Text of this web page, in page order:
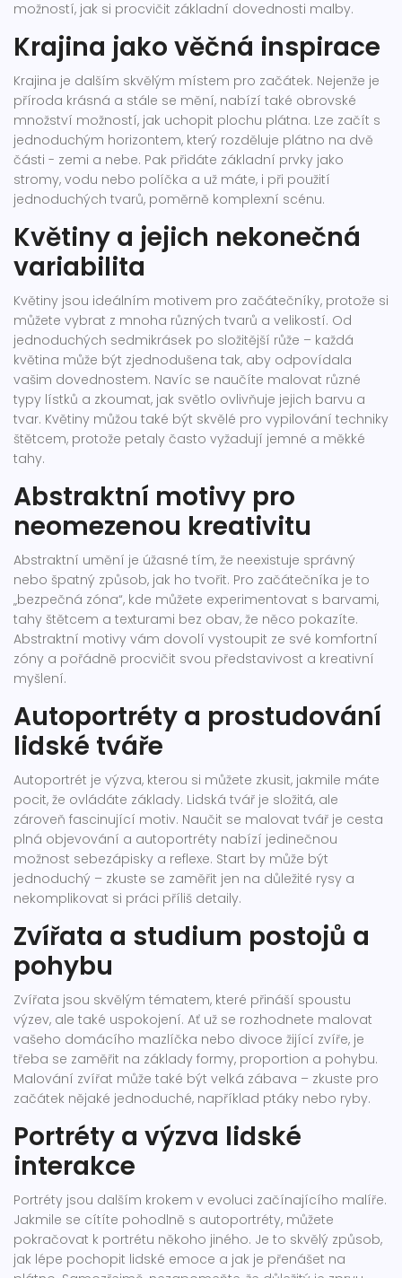
možností, jak si procvičit základní dovednosti malby.
Krajina jako věčná inspirace
Krajina je dalším skvělým místem pro začátek. Nejenže je
příroda krásná a stále se mění, nabízí také obrovské
množství možností, jak uchopit plochu plátna. Lze začít s
jednoduchým horizontem, který rozděluje plátno na dvě
části - zemi a nebe. Pak přidáte základní prvky jako
stromy, vodu nebo políčka a už máte, i při použití
jednoduchých tvarů, poměrně komplexní scénu.
Květiny a jejich nekonečná
variabilita
Květiny jsou ideálním motivem pro začátečníky, protože si
můžete vybrat z mnoha různých tvarů a velikostí. Od
jednoduchých sedmikrásek po složitější růže – každá
květina může být zjednodušena tak, aby odpovídala
vašim dovednostem. Navíc se naučíte malovat různé
typy lístků a zkoumat, jak světlo ovlivňuje jejich barvu a
tvar. Květiny můžou také být skvělé pro vypilování techniky
štětcem, protože petaly často vyžadují jemné a měkké
tahy.
Abstraktní motivy pro
neomezenou kreativitu
Abstraktní umění je úžasné tím, že neexistuje správný
nebo špatný způsob, jak ho tvořit. Pro začátečníka je to
„bezpečná zóna“, kde můžete experimentovat s barvami,
tahy štětcem a texturami bez obav, že něco pokazíte.
Abstraktní motivy vám dovolí vystoupit ze své komfortní
zóny a pořádně procvičit svou představivost a kreativní
myšlení.
Autoportréty a prostudování
lidské tváře
Autoportrét je výzva, kterou si můžete zkusit, jakmile máte
pocit, že ovládáte základy. Lidská tvář je složitá, ale
zároveň fascinující motiv. Naučit se malovat tvář je cesta
plná objevování a autoportréty nabízí jedinečnou
možnost sebezápisky a reflexe. Start by může být
jednoduchý – zkuste se zaměřit jen na důležité rysy a
nekomplikovat si práci příliš detaily.
Zvířata a studium postojů a
pohybu
Zvířata jsou skvělým tématem, které přináší spoustu
výzev, ale také uspokojení. Ať už se rozhodnete malovat
vašeho domácího mazlíčka nebo divoce žijící zvíře, je
třeba se zaměřit na základy formy, proportion a pohybu.
Malování zvířat může také být velká zábava – zkuste pro
začátek nějaké jednoduché, například ptáky nebo ryby.
Portréty a výzva lidské
interakce
Portréty jsou dalším krokem v evoluci začínajícího malíře.
Jakmile se cítíte pohodlně s autoportréty, můžete
pokračovat k portrétu někoho jiného. Je to skvělý způsob,
jak lépe pochopit lidské emoce a jak je přenášet na